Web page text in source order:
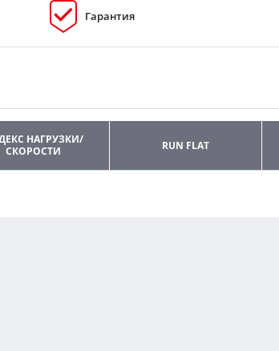
Гарантия
НАГРУЗКИ/
СКОРОСТИ
RUN FLAT